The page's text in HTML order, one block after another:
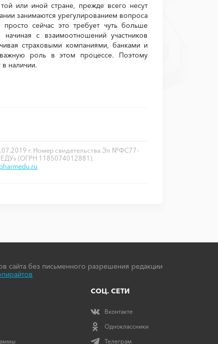
или иной стране, прежде всего несут
занимаются урегулированием вопроса
просто сейчас это требует чуть больше
с взаимоотношений участников
страховыми компаниями, банками и
роль в этом процессе. Поэтому
наличии.
г. Номер свидетельства Эл №ФС77-
(ОГРН 1185074012881).
сайта без письменного разрешения редакции
СОЦ. СЕТИ
Вконтакте
Одноклассники
Телеграм